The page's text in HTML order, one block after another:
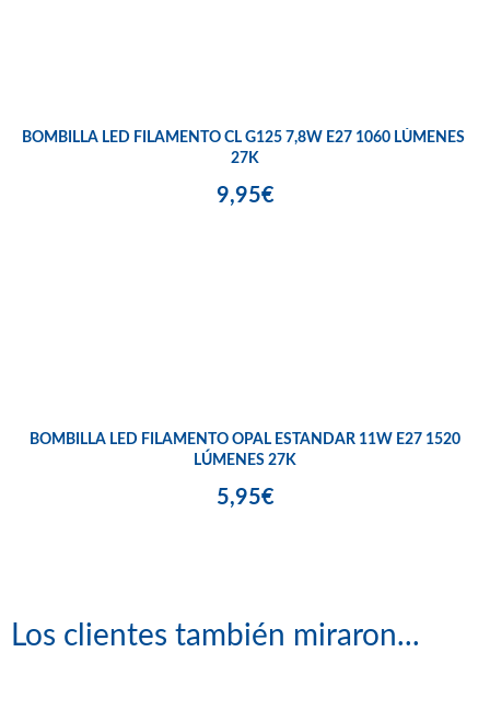
BOMBILLA LED FILAMENTO CL G125 7,8W E27 1060 LÚMENES
27K
9,95€
BOMBILLA LED FILAMENTO OPAL ESTANDAR 11W E27 1520
LÚMENES 27K
5,95€
Los clientes también miraron...